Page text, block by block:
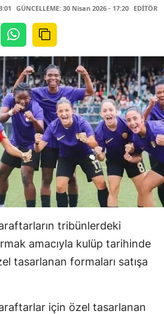
GÜNCELLEME: 30 Nisan 2026 - 17:20
tribünlerdeki
amacıyla kulüp tarihinde
tasarlanan formaları satışa
için özel tasarlanan